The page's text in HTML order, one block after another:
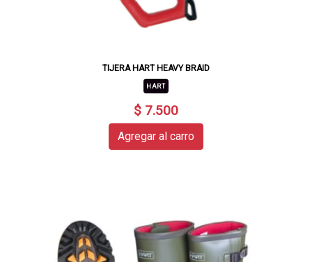
TIJERA HART HEAVY BRAID
HART
$ 7.500
Agregar al carro